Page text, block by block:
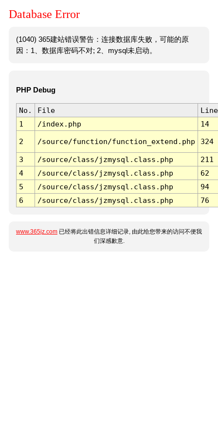
Database Error
(1040) 365建站错误警告：连接数据库失败，可能的原
因：1、数据库密码不对; 2、mysql未启动。
PHP Debug
No. File
Line
1
/index.php 14
2 /source/function/function_extend.php 324
3 /source/class/jzmysql.class.php
211
4
/source/class/jzmysql.class.php
62
5
/source/class/jzmysql.class.php
94
6
/source/class/jzmysql.class.php 76
www.365jz.com 已经将此出错信息详细记录, 由此给您带来的访问不便我
们深感歉意.